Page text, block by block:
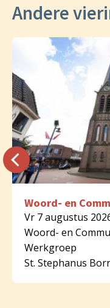
Andere
Woord- en
Vr 7 augustus
Woord- en
Werkgroep
St. Stephanus